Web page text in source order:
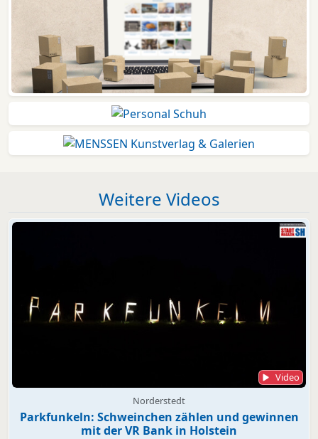
Weitere Videos
Video
Norderstedt
Parkfunkeln: Schweinchen zählen und gewinnen
mit der VR Bank in Holstein